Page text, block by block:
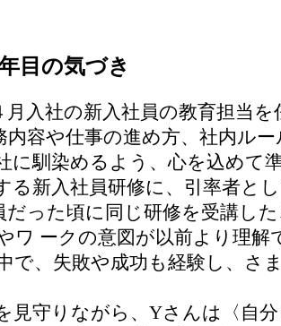
目の気づき
入社の新入社員の教育担当を
容や仕事の進め方、社内ル
に馴染めるよう、心を込めて
る新入社員研修に、引率者とし
った頃に同じ研修を受講し
ワ ークの意図が以前より理解
で、失敗や成功も経験し、さ
見守りながら、Yさんは〈自